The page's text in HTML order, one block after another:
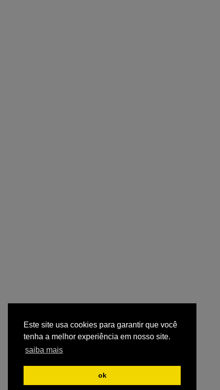
Este site usa cookies para garantir que você
tenha a melhor experiência em nosso site.
saiba mais
ok